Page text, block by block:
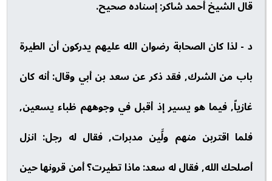
قال الشيخ أحمد شاكر: إسناده صحيح.
د - لذا كان الصحابة رضوان الله عليهم يدركون أن الطيرة
باب من الشرك, فقد ذكر عن سعد بن أبي وقال: أنه كان
غازياً, فيما هو يسير إذ أقبل في وجوههم ظباء يسعين,
فلما اقتربن منهم ولَّين مدبرات, فقال له رجل: انزل
أصلحك الله, فقال له سعد: ماذا تطيرت؟ أمن قرونها حين